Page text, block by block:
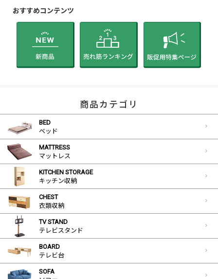
おすすめコンテンツ
商品カテゴリ
BED
ベッド
MATTRESS
マットレス
KITCHEN STORAGE
キッチン収納
CHEST
衣類収納
TV STAND
テレビスタンド
BOARD
テレビ台
SOFA